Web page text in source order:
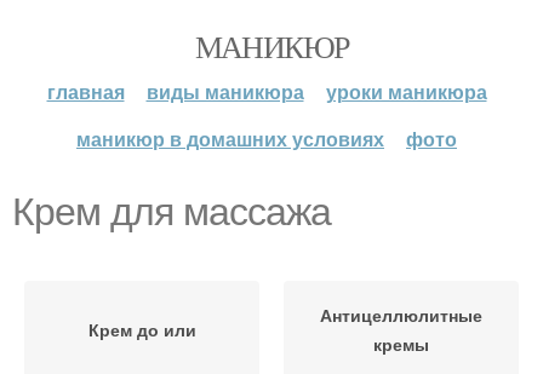
МАНИКЮР
главная виды маникюра
уроки маникюра
маникюр в домашних условиях
фото
Крем для массажа
Крем до или
Антицеллюлитные
кремы